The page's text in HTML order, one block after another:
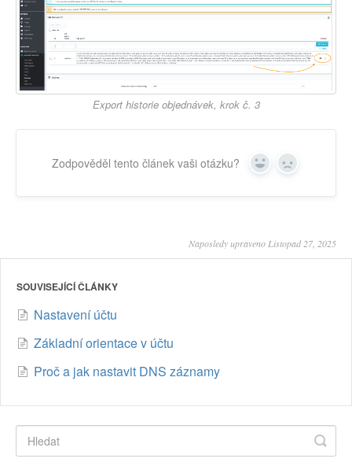
Export historie objednávek, krok č. 3
Zodpověděl tento článek vaši otázku? Yes No
Naposledy upraveno Listopad 27, 2025
SOUVISEJÍCÍ ČLÁNKY
Nastavení účtu
Základní orientace v účtu
Proč a jak nastavit DNS záznamy